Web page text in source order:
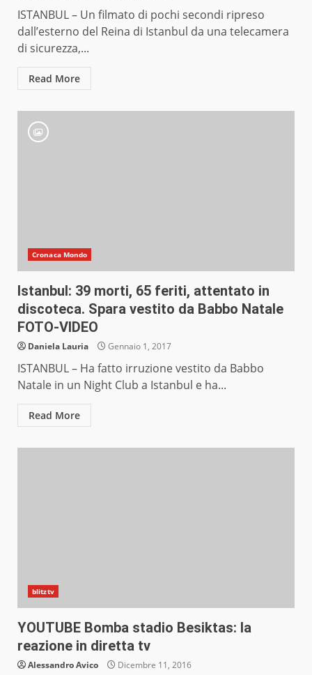
ISTANBUL – Un filmato di pochi secondi ripreso
dall’esterno del Reina di Istanbul da una telecamera
di sicurezza,...
Read More
Cronaca Mondo
Istanbul: 39 morti, 65 feriti, attentato in
discoteca. Spara vestito da Babbo Natale
FOTO-VIDEO
Daniela Lauria Gennaio 1, 2017
ISTANBUL – Ha fatto irruzione vestito da Babbo
Natale in un Night Club a Istanbul e ha...
Read More
blitztv
YOUTUBE Bomba stadio Besiktas: la
reazione in diretta tv
Alessandro Avico Dicembre 11, 2016